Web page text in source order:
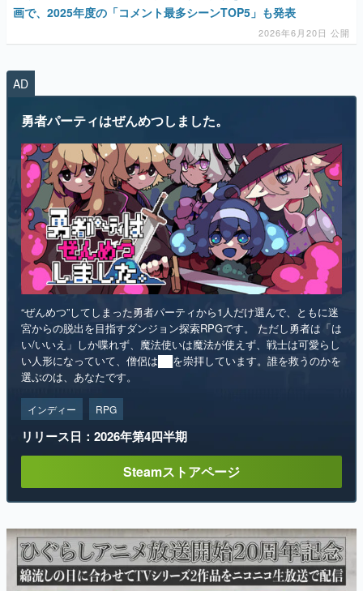
画で、2025年度の「コメント最多シーンTOP5」も発表
2026年6月20日 公開
AD
勇者パーティはぜんめつしました。
“ぜんめつ”してしまった勇者パーティから1人だけ選んで、ともに迷
宮からの脱出を目指すダンジョン探索RPGです。 ただし勇者は「は
い/いいえ」しか喋れず、魔法使いは魔法が使えず、戦士は可愛らし
い人形になっていて、僧侶は██を崇拝しています。誰を救うのかを
選ぶのは、あなたです。
インディー RPG
リリース日：2026年第4四半期
Steamストアページ